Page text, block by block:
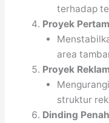
terhadap
Proyek
area
Proyek
struktur
Dinding